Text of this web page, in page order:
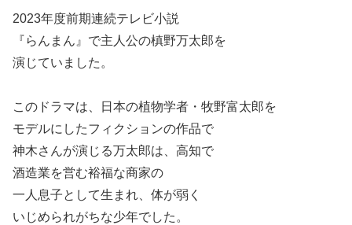
2023年度前期連続テレビ小説
『らんまん』で主人公の槙野万太郎を
演じていました。
このドラマは、日本の植物学者・牧野富太郎を
モデルにしたフィクションの作品で
神木さんが演じる万太郎は、高知で
酒造業を営む裕福な商家の
一人息子として生まれ、体が弱く
いじめられがちな少年でした。